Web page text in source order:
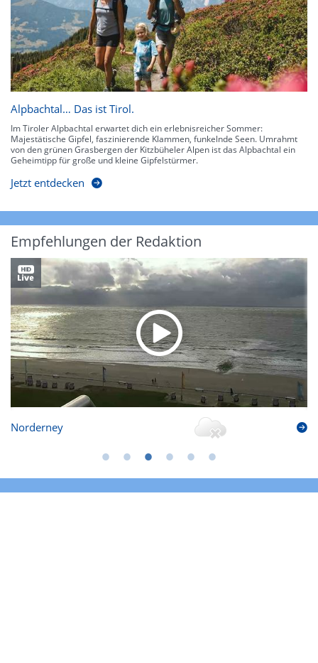
Alpbachtal… Das ist Tirol.
Im Tiroler Alpbachtal erwartet dich ein erlebnisreicher Sommer:
Majestätische Gipfel, faszinierende Klammen, funkelnde Seen. Umrahmt
von den grünen Grasbergen der Kitzbüheler Alpen ist das Alpbachtal ein
Geheimtipp für große und kleine Gipfelstürmer.
Jetzt entdecken
Empfehlungen der Redaktion
Norderney